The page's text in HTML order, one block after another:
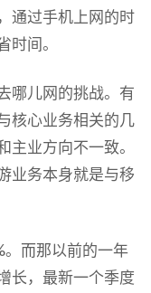
通过手机上网的时
间。
哪儿网的挑战。有
核心业务相关的几
业方向不一致。
业务本身就是与移
而那以前的一年
长，最新一个季度